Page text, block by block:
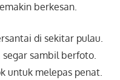
berkesan.
di sekitar pulau.
sambil berfoto.
untuk melepas penat.